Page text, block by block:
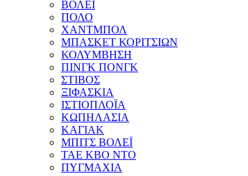
ΒΟΛΕΪ
ΠΟΛΟ
ΧΑΝΤΜΠΟΛ
ΜΠΑΣΚΕΤ ΚΟΡΙΤΣΙΩΝ
ΚΟΛΥΜΒΗΣΗ
ΠΙΝΓΚ ΠΟΝΓΚ
ΣΤΙΒΟΣ
ΞΙΦΑΣΚΙΑ
ΙΣΤΙΟΠΛΟΪΑ
ΚΩΠΗΛΑΣΙΑ
ΚΑΓΙΑΚ
ΜΠΙΤΣ ΒΟΛΕΪ
ΤΑΕ ΚΒΟ ΝΤΟ
ΠΥΓΜΑΧΙΑ